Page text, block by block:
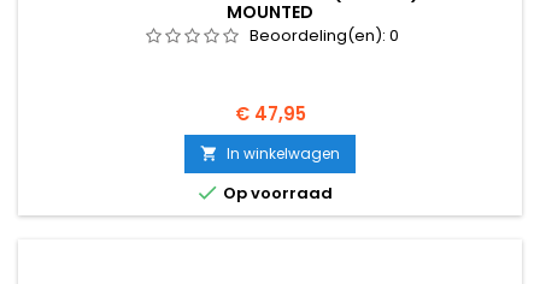
MOUNTED
Beoordeling(en): 0
Prijs
€ 47,95
 In winkelwagen
 Op voorraad